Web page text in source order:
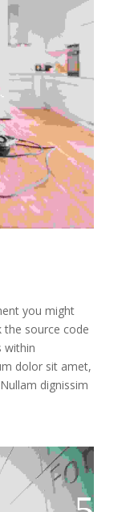
you might
the source code
within
dolor sit amet,
dignissim